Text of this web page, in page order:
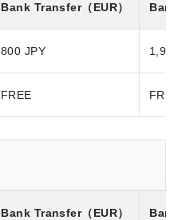
Bank Transfer（EUR）
800 JPY
FREE
Bank Transfer（EUR）